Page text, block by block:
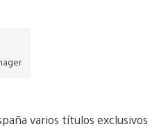
varios títulos exclusivos